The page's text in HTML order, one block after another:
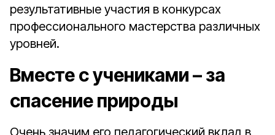
результативные участия в конкурсах
профессионального мастерства различных
уровней.
Вместе с учениками – за
спасение природы
Очень значим его педагогический вклад в